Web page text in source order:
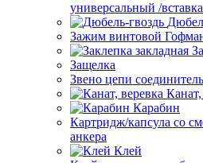
универсальный /вставка
Зажим винтовой
Защелка
Звено цепи
Канат,
Карабин
Картридж/капсула со
анкера
Клей